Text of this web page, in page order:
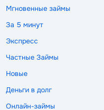
Мгновенные займы
За 5 минут
Экспресс
Частные Займы
Новые
Деньги в долг
Онлайн-займы